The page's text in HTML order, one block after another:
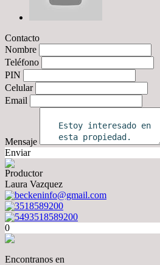
Contacto
Nombre
Teléfono
PIN
Celular
Email
Mensaje
Enviar
Productor
Laura Vazquez
beckeninfo@gmail.com
3518589200
5493518589200
0
Encontranos en